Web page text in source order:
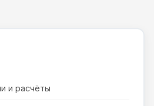
и расчёты